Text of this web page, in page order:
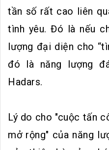
tần số rất cao liên
tình yêu. Đó là nếu
lượng đại diện cho
đó là năng lượng
Hadars.
Lý do cho "cuộc tấn
mở rộng" của năng